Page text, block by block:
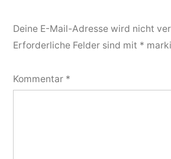
Deine E-Mail-Adresse wird nicht
Erforderliche Felder sind mit *
Kommentar *